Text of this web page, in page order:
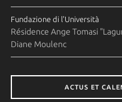
Fundazione di l'Università
Résidence Ange Tomasi
Diane Moulenc
ACTUS ET